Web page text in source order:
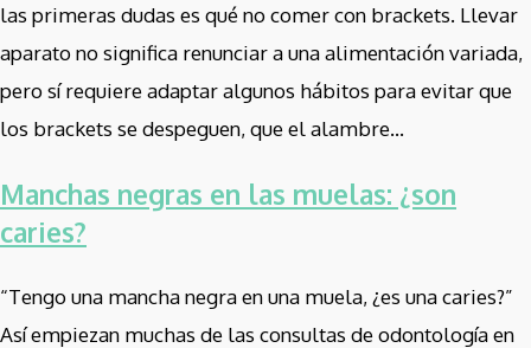
las primeras dudas es qué no comer con brackets. Llevar
aparato no significa renunciar a una alimentación variada,
pero sí requiere adaptar algunos hábitos para evitar que
los brackets se despeguen, que el alambre...
Manchas negras en las muelas: ¿son
caries?
“Tengo una mancha negra en una muela, ¿es una caries?”
Así empiezan muchas de las consultas de odontología en